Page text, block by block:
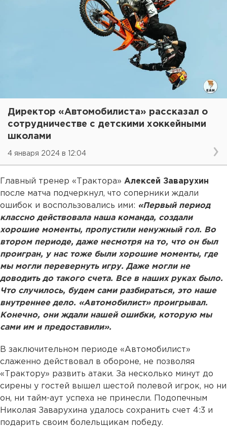
Директор «Автомобилиста» рассказал о
сотрудничестве с детскими хоккейными
школами
4 января 2024 в 12:04
Главный тренер «Трактора» Алексей Заварухин
после матча подчеркнул, что соперники ждали
ошибок и воспользовались ими: «Первый период
классно действовала наша команда, создали
хорошие моменты, пропустили ненужный гол. Во
втором периоде, даже несмотря на то, что он был
проигран, у нас тоже были хорошие моменты, где
мы могли перевернуть игру. Даже могли не
доводить до такого счета. Все в наших руках было.
Что случилось, будем сами разбираться, это наше
внутреннее дело. «Автомобилист» проигрывал.
Конечно, они ждали нашей ошибки, которую мы
сами им и предоставили».
В заключительном периоде «Автомобилист»
слаженно действовал в обороне, не позволяя
«Трактору» развить атаки. За несколько минут до
сирены у гостей вышел шестой полевой игрок, но ни
он, ни тайм-аут успеха не принесли. Подопечным
Николая Заварухина удалось сохранить счет 4:3 и
подарить своим болельщикам победу.